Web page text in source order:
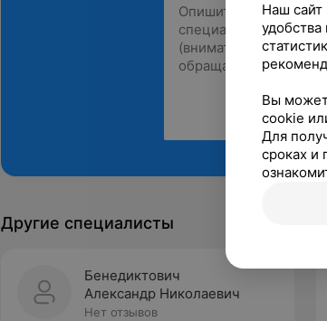
Другие специалисты
Бенедиктович
Александр Николаевич
Нет отзывов
Наш сайт
удобства
Вы
cookie
Для
сроках и